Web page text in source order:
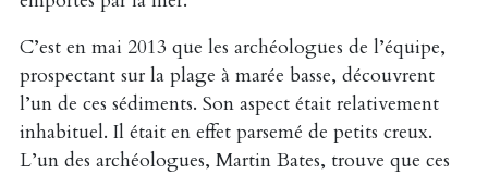
C’est en mai 2013 que les archéologues de l’équipe,
prospectant sur la plage à marée basse, découvrent
l’un de ces sédiments. Son aspect était relativement
inhabituel. Il était en effet parsemé de petits creux.
L’un des archéologues, Martin Bates, trouve que ces